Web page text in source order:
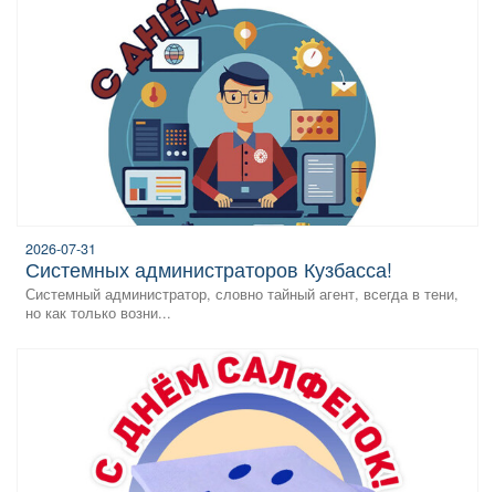
2026-07-31
системных администраторов Кузбасса!
Системный администратор, словно тайный агент, всегда в тени,
но как только возни...